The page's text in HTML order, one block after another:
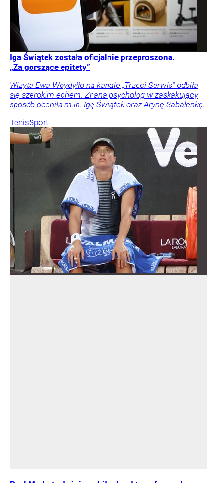
Iga Świątek została oficjalnie przeproszona.
„Za gorszące epitety”
Wizyta Ewa Woydyłło na kanale „Trzeci Serwis” odbiła
się szerokim echem. Znana psycholog w zaskakujący
sposób oceniła m.in. Igę Świątek oraz Arynę Sabalenkę.
TenisSport